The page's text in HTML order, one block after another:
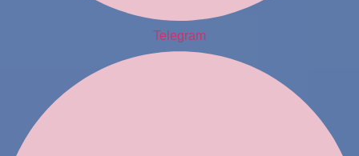
Telegram